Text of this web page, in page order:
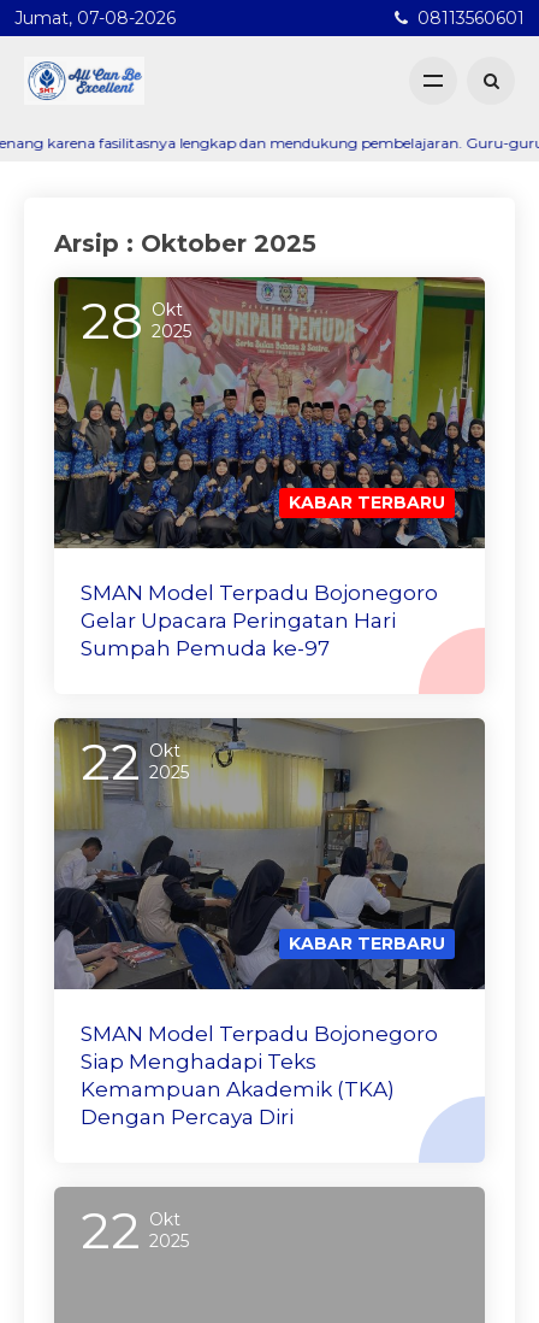
Jumat, 07-08-2026 08113560601
fasilitasnya lengkap dan mendukung pembelajaran. Guru-gurunya
Arsip : Oktober 2025
28 Okt
2025
KABAR TERBARU
SMAN Model Terpadu Bojonegoro
Gelar Upacara Peringatan Hari
Sumpah Pemuda ke-97
22 Okt
2025
KABAR TERBARU
SMAN Model Terpadu Bojonegoro
Siap Menghadapi Teks
Kemampuan Akademik (TKA)
Dengan Percaya Diri
22 Okt
2025